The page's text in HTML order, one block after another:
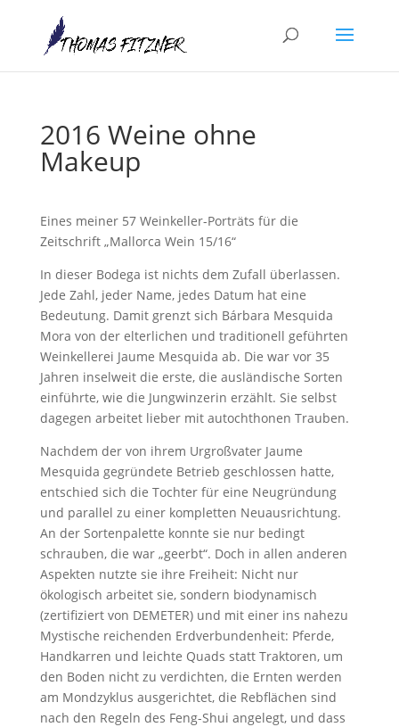
2016 Weine ohne
Makeup
Eines meiner 57 Weinkeller-Porträts für die
Zeitschrift „Mallorca Wein 15/16“
In dieser Bodega ist nichts dem Zufall überlassen.
Jede Zahl, jeder Name, jedes Datum hat eine
Bedeutung. Damit grenzt sich Bárbara Mesquida
Mora von der elterlichen und traditionell geführten
Weinkellerei Jaume Mesquida ab. Die war vor 35
Jahren inselweit die erste, die ausländische Sorten
einführte, wie die Jungwinzerin erzählt. Sie selbst
dagegen arbeitet lieber mit autochthonen Trauben.
Nachdem der von ihrem Urgroßvater Jaume
Mesquida gegründete Betrieb geschlossen hatte,
entschied sich die Tochter für eine Neugründung
und parallel zu einer kompletten Neuausrichtung.
An der Sortenpalette konnte sie nur bedingt
schrauben, die war „geerbt“. Doch in allen anderen
Aspekten nutzte sie ihre Freiheit: Nicht nur
ökologisch arbeitet sie, sondern biodynamisch
(zertifiziert von DEMETER) und mit einer ins nahezu
Mystische reichenden Erdverbundenheit: Pferde,
Handkarren und leichte Quads statt Traktoren, um
den Boden nicht zu verdichten, die Ernten werden
am Mondzyklus ausgerichtet, die Rebflächen sind
nach den Regeln des Feng-Shui angelegt, und dass